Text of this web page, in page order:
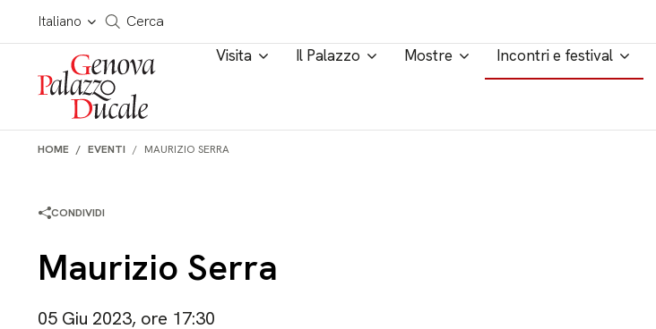
Salta al contenuto
Italiano
Cerca in tutto il sito
Cerca
Visita Il Palazzo Mostre Incontri e festival
HOME EVENTI MAURIZIO SERRA
CONDIVIDI
Maurizio Serra
05 Giu 2023, ore 17:30